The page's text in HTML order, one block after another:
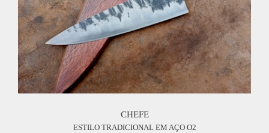
CHEFE
ESTILO TRADICIONAL EM AÇO O2